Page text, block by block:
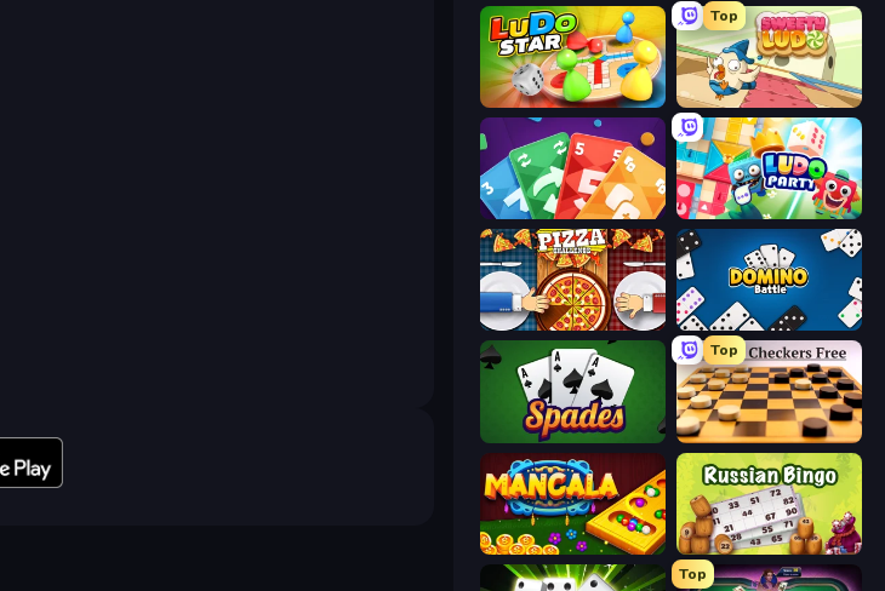
Ludo Star League
Top
Sweety Ludo
Foono Online Multiplayer Ludo Party
Pizza Challenge Domino Battle
Spades
Top
English Checkers Free
Mancala Online Russian Bingo
Top